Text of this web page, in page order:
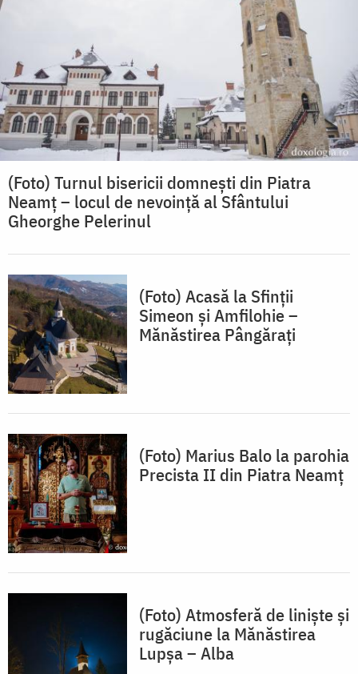
(Foto) Turnul bisericii domnești din Piatra
Neamț – locul de nevoință al Sfântului
Gheorghe Pelerinul
(Foto) Acasă la Sfinții
Simeon și Amfilohie –
Mănăstirea Pângărați
(Foto) Marius Balo la parohia
Precista II din Piatra Neamț
(Foto) Atmosferă de liniște și
rugăciune la Mănăstirea
Lupșa – Alba